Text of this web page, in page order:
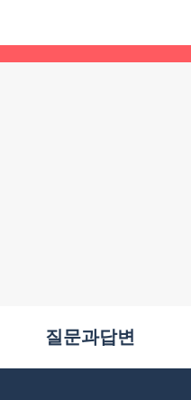
질문과답변